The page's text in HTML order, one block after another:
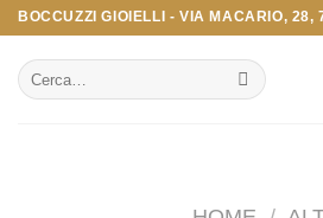
Salta
contenuti
BOCCUZZI GIOIELLI - VIA MACARIO, 28,
Cerca: